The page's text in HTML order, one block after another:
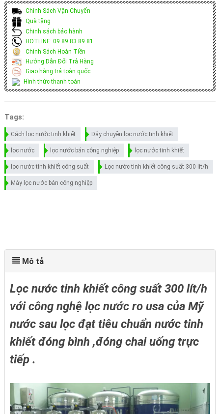
Chính Sách Vận Chuyển
Quà tặng
Chinh sách bảo hành
HOTLINE: 09 89 83 89 81
Chính Sách Hoàn Tiền
Hướng Dẫn Đổi Trả Hàng
Giao hàng trả toàn quốc
Hình thức thanh toán
Tags:
Cách lọc nước tinh khiết Dây chuyền lọc nước tinh khiết
lọc nước lọc nước bán công nghiệp lọc nước tinh khiết
lọc nước tinh khiết công suất Lọc nước tinh khiết công suất 300 lít/h
Máy lọc nước bán công nghiệp
Mô tả
Lọc nước tinh khiết công suất 300 lít/h
với công nghệ lọc nước ro usa của Mỹ
nước sau lọc đạt tiêu chuẩn nước tinh
khiết đóng bình ,đóng chai uống trực
tiếp .